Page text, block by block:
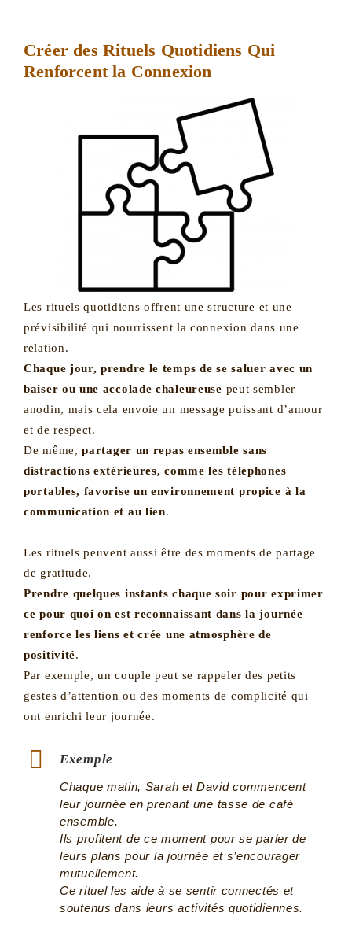
Créer des Rituels Quotidiens Qui
Renforcent la Connexion
Les rituels quotidiens offrent une structure et une
prévisibilité qui nourrissent la connexion dans une
relation.
Chaque jour, prendre le temps de se saluer avec un
baiser ou une accolade chaleureuse peut sembler
anodin, mais cela envoie un message puissant d’amour
et de respect.
De même,partager un repas ensemble sans
distractions extérieures, comme les téléphones
portables, favorise un environnement propice à la
communication et au lien.
Les rituels peuvent aussi être des moments de partage
de gratitude.
Prendre quelques instants chaque soir pour exprimer
ce pour quoi on est reconnaissant dans la journée
renforce les liens et crée une atmosphère de
positivité.
Par exemple, un couple peut se rappeler des petits
gestes d’attention ou des moments de complicité qui
ont enrichi leur journée.
Exemple
Chaque matin, Sarah et David commencent
leur journée en prenant une tasse de café
ensemble.
Ils profitent de ce moment pour se parler de
leurs plans pour la journée et s’encourager
mutuellement.
Ce rituel les aide à se sentir connectés et
soutenus dans leurs activités quotidiennes.